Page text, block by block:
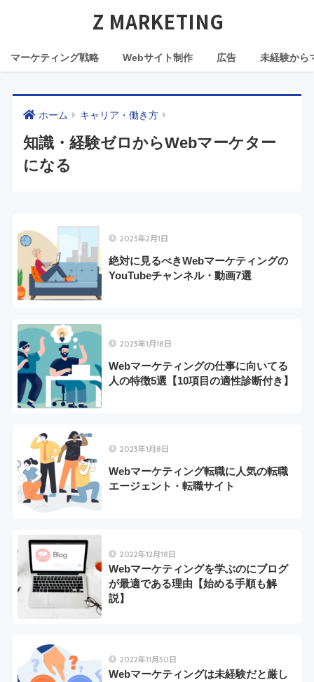
Z MARKETING
マーケティング戦略 Webサイト制作 広告 未経験から
ホーム キャリア・働き方
知識・経験ゼロからWebマーケター
になる
2023年2月1日
絶対に見るべきWebマーケティングの
YouTubeチャンネル・動画7選
2023年1月18日
Webマーケティングの仕事に向いてる
人の特徴5選【10項目の適性診断付き】
2023年1月8日
Webマーケティング転職に人気の転職
エージェント・転職サイト
2022年12月18日
Webマーケティングを学ぶのにブログ
が最適である理由【始める手順も解
説】
2022年11月30日
Webマーケティングは未経験だと厳し